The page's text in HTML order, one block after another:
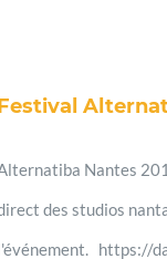
Nantes
des studios
https://